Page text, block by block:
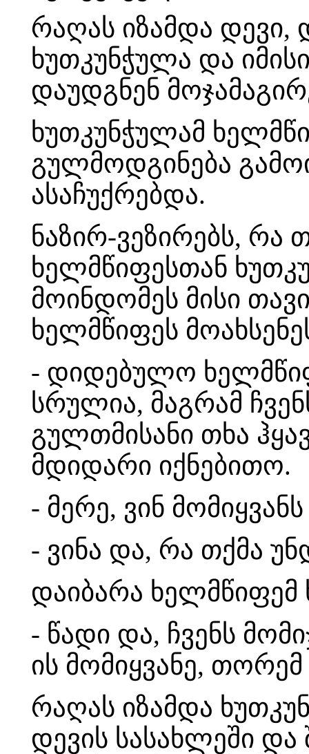
რაღას იზამდა დევი,
ხუთკუნჭულა და
დაუდგნენ
ხუთკუნჭულამ
გულმოდგინება
ასაჩუქრებდა.
ნაზირ-ვეზირებს, რა
ხელმწიფესთან
მოინდომეს მისი
ხელმწიფეს
- დიდებულო
სრულია, მაგრამ
გულთმისანი თხა
მდიდარი იქნებითო.
- მერე, ვინ
- ვინა და, რა თქმა
დაიბარა ხელმწიფემ
- წადი და, ჩვენს
ის მომიყვანე,
რაღას იზამდა
დევის სასახლეში